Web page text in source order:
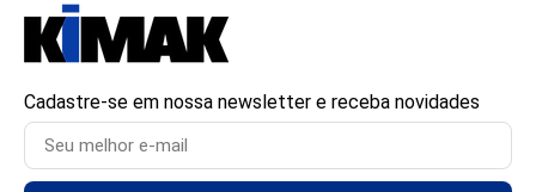
Cadastre-se em nossa newsletter e receba novidades